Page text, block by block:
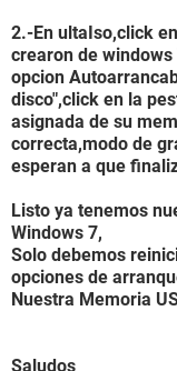
2.-En ultaIso,click
crearon de
opcion
disco",click en la
asignada de su
correcta,modo de
esperan a que
Listo ya tenemos
Windows 7,
Solo debemos
opciones de
Nuestra Memoria
Saludos